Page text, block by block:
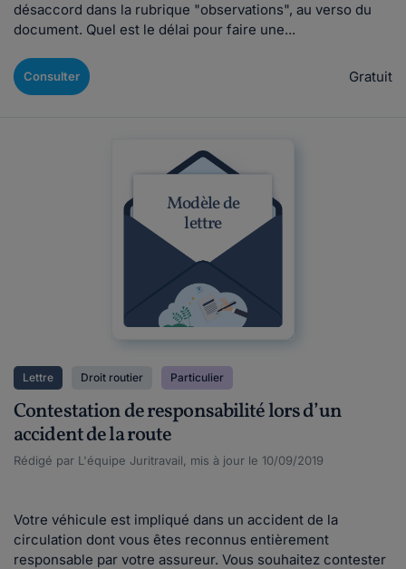
désaccord dans la rubrique "observations", au verso du
document. Quel est le délai pour faire une...
Consulter Gratuit
Modèle de
lettre
Lettre Droit routier Particulier
Contestation de responsabilité lors d’un
accident de la route
Rédigé par L'équipe Juritravail, mis à jour le 10/09/2019
Votre véhicule est impliqué dans un accident de la
circulation dont vous êtes reconnus entièrement
responsable par votre assureur. Vous souhaitez contester